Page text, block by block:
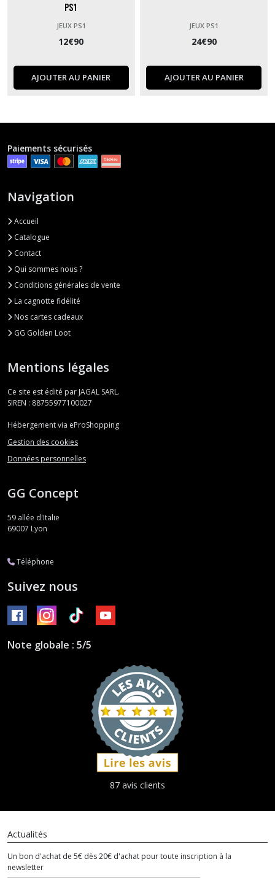
PS1
JEUX PS1
12€90
AJOUTER AU PANIER
JEUX PS1
24€90
AJOUTER AU PANIER
Paiements sécurisés
Navigation
Accueil
Catalogue
Contact
Qui sommes nous ?
Conditions générales de vente
La cagnotte fidélité
Nos cartes cadeaux
GG Golden Loot
Mentions légales
Ce site est édité par JAGAL SARL.
SIREN : 88755977100027
Hébergement via eProShopping
Gestion des cookies
Données personnelles
GG Concept
59 allée d'Italie
69007 Lyon
Téléphone
Suivez nous
Note globale : 5/5
87 avis clients
Actualités
Un bon d'achat de 5€ dès 20€ d'achat pour toute inscription à la
newsletter